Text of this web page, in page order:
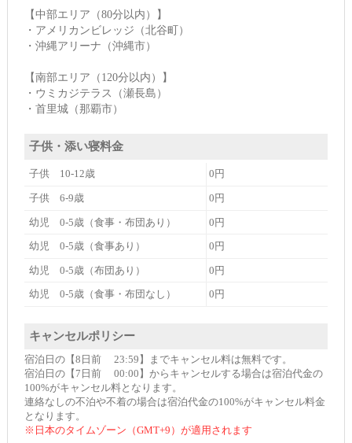
【中部エリア（80分以内）】
・アメリカンビレッジ（北谷町）
・沖縄アリーナ（沖縄市）
【南部エリア（120分以内）】
・ウミカジテラス（瀬長島）
・首里城（那覇市）
子供・添い寝料金
子供 10-12歳 0円
子供 6-9歳 0円
幼児 0-5歳（食事・布団あり） 0円
幼児 0-5歳（食事あり） 0円
幼児 0-5歳（布団あり） 0円
幼児 0-5歳（食事・布団なし） 0円
キャンセルポリシー
宿泊日の【8日前 23:59】までキャンセル料は無料です。
宿泊日の【7日前 00:00】からキャンセルする場合は宿泊代金の
100%がキャンセル料となります。
連絡なしの不泊や不着の場合は宿泊代金の100%がキャンセル料金
となります。
※日本のタイムゾーン（GMT+9）が適用されます